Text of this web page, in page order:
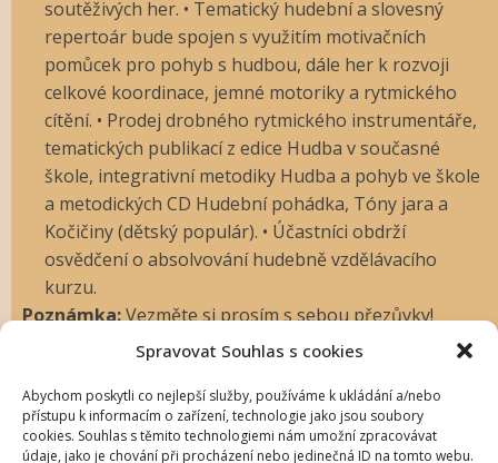
Spravovat Souhlas s cookies
Abychom poskytli co nejlepší služby, používáme k ukládání a/nebo
přístupu k informacím o zařízení, technologie jako jsou soubory
cookies. Souhlas s těmito technologiemi nám umožní zpracovávat
údaje, jako je chování při procházení nebo jedinečná ID na tomto webu.
soutěživých her. • Tematický hudební a slovesný
repertoár bude spojen s využitím motivačních
pomůcek pro pohyb s hudbou, dále her k rozvoji
celkové koordinace, jemné motoriky a rytmického
cítění. • Prodej drobného rytmického instrumentáře,
tematických publikací z edice Hudba v současné
škole, integrativní metodiky Hudba a pohyb ve škole
a metodických CD Hudební pohádka, Tóny jara a
Kočičiny (dětský populár). • Účastníci obdrží
osvědčení o absolvování hudebně vzdělávacího
kurzu.
Poznámka:Vezměte si prosím s sebou přezůvky!
Přihlášování bude
umožněno až od